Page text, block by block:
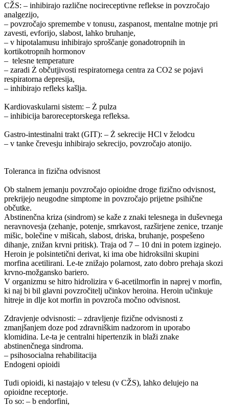
CŽS: – inhibirajo različne nocireceptivne reflekse in povzročajo
analgezijo,
– povzročajo spremembe v tonusu, zaspanost, mentalne motnje pri
zavesti, evforijo, slabost, lahko bruhanje,
– v hipotalamusu inhibirajo sproščanje gonadotropnih in
kortikotropnih hormonov
– ­ telesne temperature
– zaradi Ż občutjivosti respiratornega centra za CO2 se pojavi
respiratorna depresija,
– inhibirajo refleks kašlja.
Kardiovaskularni sistem: – Ż pulza
– inhibicija baroreceptorskega refleksa.
Gastro-intestinalni trakt (GIT): – Ż sekrecije HCl v želodcu
– v tanke črevesju inhibirajo sekrecijo, povzročajo atonijo.
Toleranca in fizična odvisnost
Ob stalnem jemanju povzročajo opioidne droge fizično odvisnost,
prekrijejo neugodne simptome in povzročajo prijetne psihične
občutke.
Abstinenčna kriza (sindrom) se kaže z znaki telesnega in duševnega
neravnovesja (zehanje, potenje, smrkavost, razširjene zenice, trzanje
mišic, bolečine v mišicah, slabost, driska, bruhanje, pospešeno
dihanje, znižan krvni pritisk). Traja od 7 – 10 dni in potem izginejo.
Heroin je polsintetični derivat, ki ima obe hidroksilni skupini
morfina acetilirani. Le-te znižajo polarnost, zato dobro prehaja skozi
krvno-možgansko bariero.
V organizmu se hitro hidrolizira v 6-acetilmorfin in naprej v morfin,
ki naj bi bil glavni povzročitelj učinkov heroina. Heroin učinkuje
hitreje in dlje kot morfin in povzroča močno odvisnost.
Zdravjenje odvisnosti: – zdravljenje fizične odvisnosti z
zmanjšanjem doze pod zdravniškim nadzorom in uporabo
klomidina. Le-ta je centralni hipertenzik in blaži znake
abstinenčnega sindroma.
– psihosocialna rehabilitacija
Endogeni opioidi
Tudi opioidi, ki nastajajo v telesu (v CŽS), lahko delujejo na
opioidne receptorje.
To so: – b endorfini,